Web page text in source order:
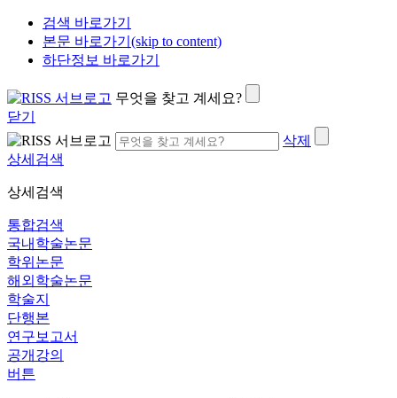
검색 바로가기
본문 바로가기(skip to content)
하단정보 바로가기
무엇을 찾고 계세요?
닫기
삭제
상세검색
상세검색
통합검색
국내학술논문
학위논문
해외학술논문
학술지
단행본
연구보고서
공개강의
버튼